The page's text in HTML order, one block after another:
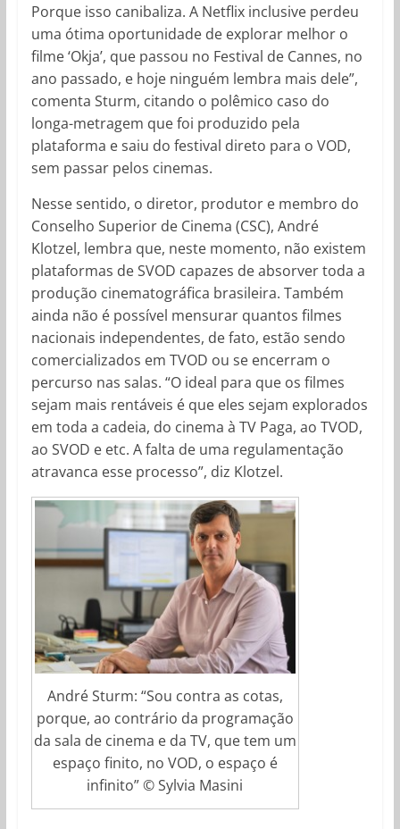
Porque isso canibaliza. A Netflix inclusive perdeu
uma ótima oportunidade de explorar melhor o
filme ‘Okja’, que passou no Festival de Cannes, no
ano passado, e hoje ninguém lembra mais dele”,
comenta Sturm, citando o polêmico caso do
longa-metragem que foi produzido pela
plataforma e saiu do festival direto para o VOD,
sem passar pelos cinemas.
Nesse sentido, o diretor, produtor e membro do
Conselho Superior de Cinema (CSC), André
Klotzel, lembra que, neste momento, não existem
plataformas de SVOD capazes de absorver toda a
produção cinematográfica brasileira. Também
ainda não é possível mensurar quantos filmes
nacionais independentes, de fato, estão sendo
comercializados em TVOD ou se encerram o
percurso nas salas. “O ideal para que os filmes
sejam mais rentáveis é que eles sejam explorados
em toda a cadeia, do cinema à TV Paga, ao TVOD,
ao SVOD e etc. A falta de uma regulamentação
atravanca esse processo”, diz Klotzel.
André Sturm: “Sou contra as cotas,
porque, ao contrário da programação
da sala de cinema e da TV, que tem um
espaço finito, no VOD, o espaço é
infinito” © Sylvia Masini